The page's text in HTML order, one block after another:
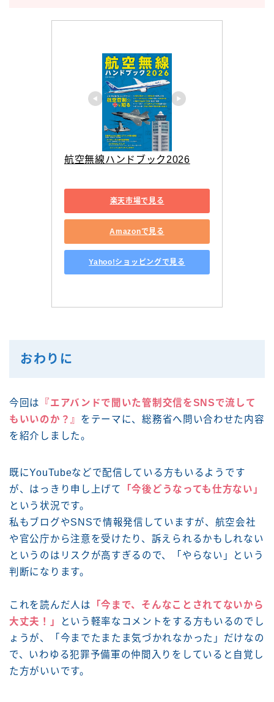
航空無線ハンドブック2026
楽天市場で見る
Amazonで見る
Yahoo!ショッピングで見る
おわりに
今回は
『エアバンドで聞いた管制交信をSNSで流して
もいいのか？』 をテーマに、総務省へ問い合わせた内容
を紹介しました。
既にYouTubeなどで配信している方もいるようです
が、はっきり申し上げて
「今後どうなっても仕方ない」
という状況です。
私もブログやSNSで情報発信していますが、航空会社
や官公庁から注意を受けたり、訴えられるかもしれない
というのはリスクが高すぎるので、「やらない」という
判断になります。
これを読んだ人は 「今まで、そんなことされてないから
大丈夫！」
という軽率なコメントをする方もいるのでし
ょうが、「今までたまたま気づかれなかった」だけなの
で、いわゆる犯罪予備軍の仲間入りをしていると自覚し
た方がいいです。